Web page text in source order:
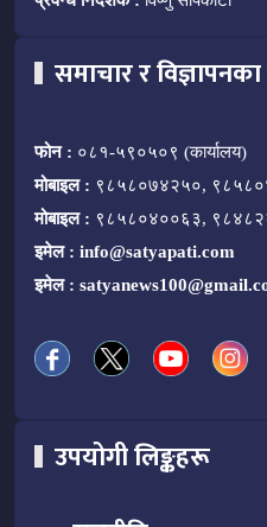
समाचार र
फोन : ०८१-५९०५०९ (कार्यालय)
मोबाइल : ९८५८०७४२५०,
मोबाइल : ९८५८०४००६३,
इमेल : info@satyapati.com
इमेल :
उपयोगी लिङ्कहरू